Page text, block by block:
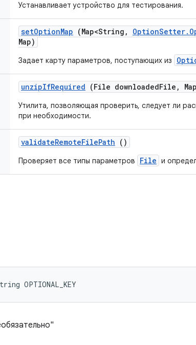
Устанавливает устройство для тестирования.
setOptionMap (Map<String , OptionSetter.
Map)
Задает карту параметров, поступающих из
unzipIfRequired (File downloadedFile ,
Утилита, позволяющая проверить, следует ли
при необходимости.
validateRemoteFilePath ()
Проверяет все типы параметров File и
OPTIONAL_KEY